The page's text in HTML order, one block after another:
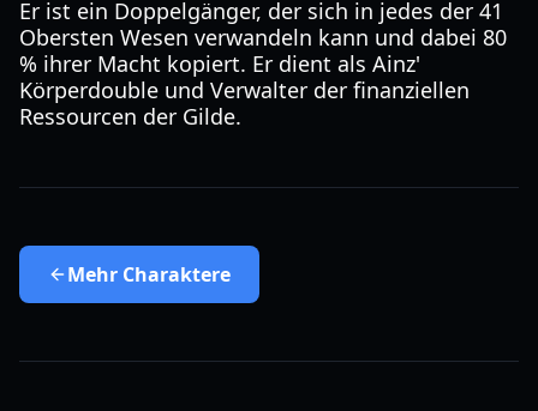
Er ist ein Doppelgänger, der sich in jedes der 41
Obersten Wesen verwandeln kann und dabei 80
% ihrer Macht kopiert. Er dient als Ainz'
Körperdouble und Verwalter der finanziellen
Ressourcen der Gilde.
Mehr Charaktere